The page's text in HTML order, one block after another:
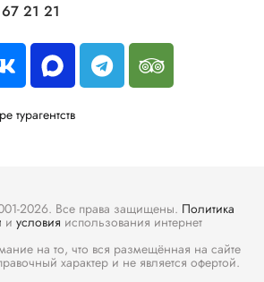
21 21
турагентств
2026. Все права защищены. Политика
и условия использования интернет
на то, что вся размещённая на сайте
характер и не является офертой.